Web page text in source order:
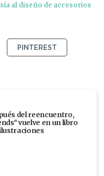
al diseño de accesorios
PINTEREST
del reencuentro,
vuelve en un libro